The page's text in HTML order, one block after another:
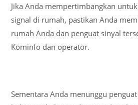
Jika Anda mempertimbangkan
signal di rumah, pastikan Anda
rumah Anda dan penguat sinyal
Kominfo dan operator.
Sementara Anda menunggu